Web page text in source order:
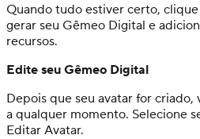
Quando tudo estiver certo,
gerar seu Gêmeo Digital e
recursos.
Edite seu Gêmeo Digital
Depois que seu avatar for criado,
a qualquer momento. Selecione
Editar Avatar.